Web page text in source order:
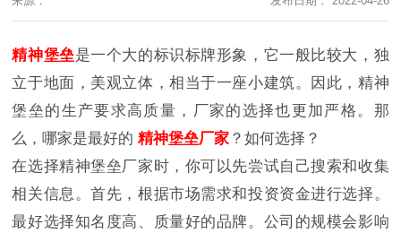
精神堡垒是一个大的标识标牌形象，它一般比较大，独
立于地面，美观立体，相当于一座小建筑。因此，精神
堡垒的生产要求高质量，厂家的选择也更加严格。那
么，哪家是最好的精神堡垒厂家 ？如何选择？
在选择精神堡垒厂家时，你可以先尝试自己搜索和收集
相关信息。首先，根据市场需求和投资资金进行选择。
最好选择知名度高、质量好的品牌。公司的规模会影响